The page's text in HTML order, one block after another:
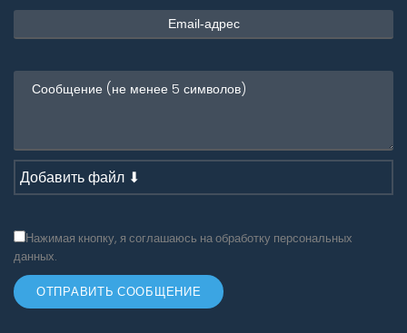
Добавить файл ⬇
Нажимая кнопку, я соглашаюсь на обработку персональных
данных.
ОТПРАВИТЬ СООБЩЕНИЕ